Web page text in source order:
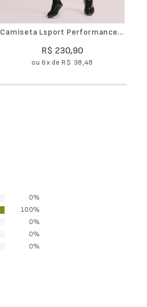
Camiseta Lsport Performance
R$ 230,90
ou6x deR$ 38,48
0%
100%
0%
0%
0%